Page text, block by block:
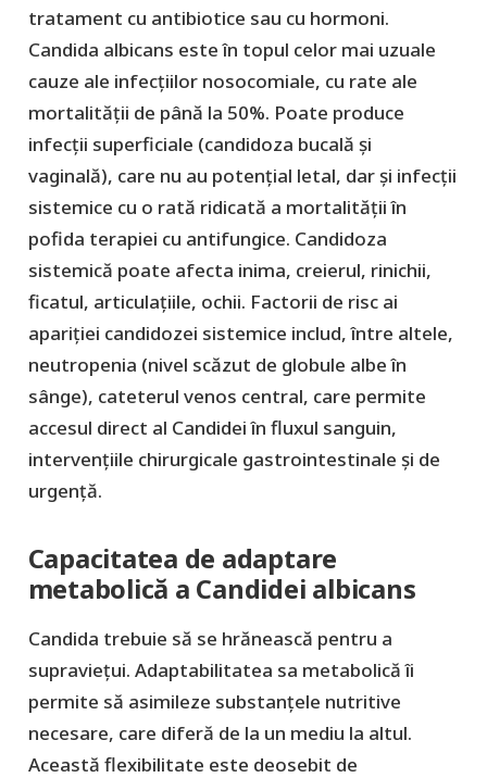
tratament cu antibiotice sau cu hormoni.
Candida albicans este în topul celor mai uzuale
cauze ale infecțiilor nosocomiale, cu rate ale
mortalității de până la 50%. Poate produce
infecții superficiale (candidoza bucală și
vaginală), care nu au potențial letal, dar și infecții
sistemice cu o rată ridicată a mortalității în
pofida terapiei cu antifungice. Candidoza
sistemică poate afecta inima, creierul, rinichii,
ficatul, articulațiile, ochii. Factorii de risc ai
apariției candidozei sistemice includ, între altele,
neutropenia (nivel scăzut de globule albe în
sânge), cateterul venos central, care permite
accesul direct al Candidei în fluxul sanguin,
intervențiile chirurgicale gastrointestinale și de
urgență.
Capacitatea de adaptare
metabolică a Candidei albicans
Candida trebuie să se hrănească pentru a
supraviețui. Adaptabilitatea sa metabolică îi
permite să asimileze substanțele nutritive
necesare, care diferă de la un mediu la altul.
Această flexibilitate este deosebit de